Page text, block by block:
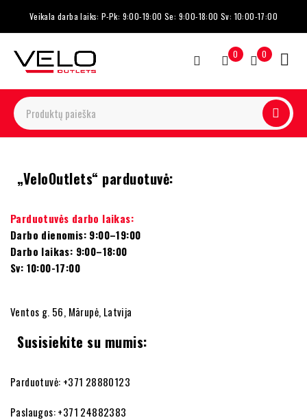
Veikala darba laiks: P-Pk: 9:00-19:00 Se: 9:00-18:00 Sv: 10:00-17:00
0 0
„VeloOutlets“ parduotuvė:
Parduotuvės darbo laikas:
Darbo dienomis: 9:00–19:00
Darbo laikas: 9:00–18:00
Sv: 10:00-17:00
Ventos g. 56, Mārupė, Latvija
Susisiekite su mumis:
Parduotuvė: +371 28880123
Paslaugos: +371 24882383